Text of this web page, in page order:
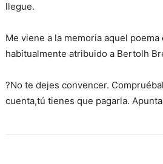
llegue.
Me viene a la memoria aquel
habitualmente atribuido a Bertolh
?No te dejes convencer.
cuenta,tú tienes que pagarla.